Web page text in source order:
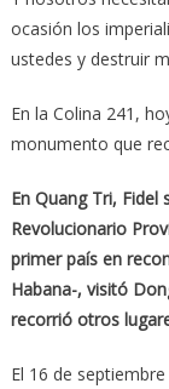
ocasión los
ustedes y destruir
En la Colina 241,
monumento que
En Quang Tri,
Revolucionario
primer país en
Habana-, visitó
recorrió otros
El 16 de